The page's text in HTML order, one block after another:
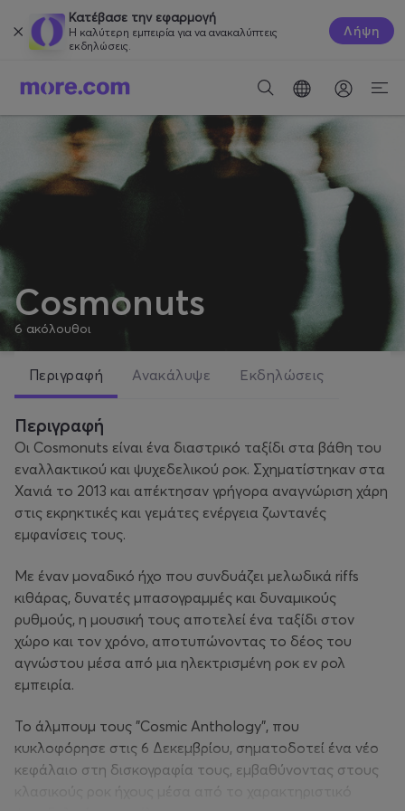
Κατέβασε την εφαρμογή
Η καλύτερη εμπειρία για να ανακαλύπτεις
εκδηλώσεις.
Λήψη
Cosmonuts
6 ακόλουθοι
Περιγραφή Ανακάλυψε Εκδηλώσεις
Περιγραφή
Οι Cosmonuts είναι ένα διαστρικό ταξίδι στα βάθη του
εναλλακτικού και ψυχεδελικού ροκ. Σχηματίστηκαν στα
Χανιά το 2013 και απέκτησαν γρήγορα αναγνώριση χάρη
στις εκρηκτικές και γεμάτες ενέργεια ζωντανές
εμφανίσεις τους.
Με έναν μοναδικό ήχο που συνδυάζει μελωδικά riffs
κιθάρας, δυνατές μπασογραμμές και δυναμικούς
ρυθμούς, η μουσική τους αποτελεί ένα ταξίδι στον
χώρο και τον χρόνο, αποτυπώνοντας το δέος του
αγνώστου μέσα από μια ηλεκτρισμένη ροκ εν ρολ
εμπειρία.
Το άλμπουμ τους "Cosmic Anthology", που
κυκλοφόρησε στις 6 Δεκεμβρίου, σηματοδοτεί ένα νέο
κεφάλαιο στη δισκογραφία τους, εμβαθύνοντας στους
κλασικούς ροκ ήχους μέσα από το χαρακτηριστικό